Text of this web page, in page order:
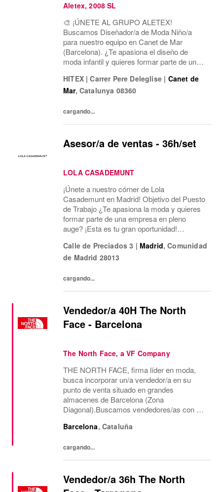
Aletex, 2008 SL
🎨 ¡ÚNETE AL GRUPO ALETEX!
Buscamos Diseñador/a de Moda Niño/a
para nuestro equipo en Canet de Mar
(Barcelona). ¿Te apasiona el diseño de
moda infantil y quieres formar parte de un
buscando!
HITEX | Carrer Pere Deleglise | Canet de
Mar, Catalunya 08360
cargando...
Asesor/a de ventas - 36h/set
LOLA CASADEMUNT
¡Únete a nuestro córner de Lola
Casademunt en Madrid! Objetivo del Puesto
de Trabajo ¿Te apasiona la moda y quieres
formar parte de una empresa en pleno
auge? ¡Esta es tu gran oportunidad!
para nuestro córner en El Corte Inglés de
Preciados. Tu papel será...
Calle de Preciados 3 | Madrid,Comunidad
de Madrid 28013
cargando...
Vendedor/a 40H The North
Face - Barcelona
The North Face, a VF Company
THE NORTH FACE, firma líder en moda,
busca incorporar un/a vendedor/a en su
punto de venta situado en grandes
almacenes de Barcelona (Zona
Diagonal).Buscamos vendedores/as con al
moda, consecución de objetivos
gestión...
Barcelona, Cataluña
cargando...
Vendedor/a 36h The North